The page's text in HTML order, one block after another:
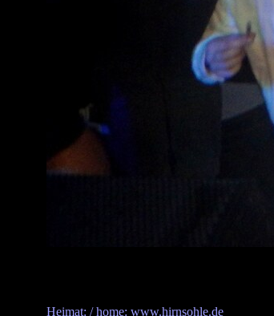
Heimat: / home: www.hirnsohle.de